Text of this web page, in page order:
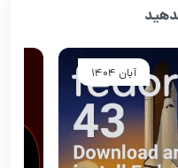
آبان 1404